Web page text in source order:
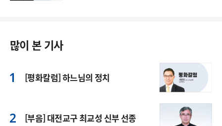
많이 본 기사
[평화칼럼] 하느님의 정치
[부음] 대전교구 최교성 신부 선종